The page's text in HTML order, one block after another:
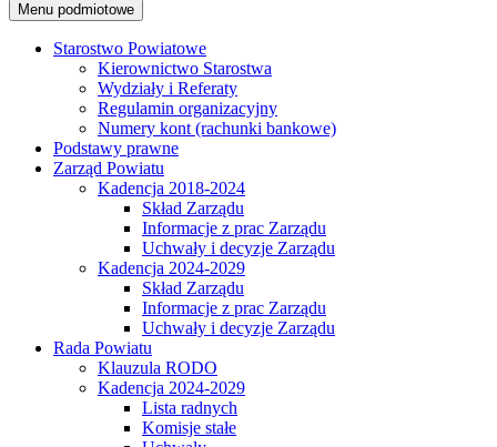
Menu podmiotowe
Starostwo Powiatowe
Kierownictwo Starostwa
Wydziały i Referaty
Regulamin organizacyjny
Numery kont (rachunki bankowe)
Podstawy prawne
Zarząd Powiatu
Kadencja 2018-2024
Skład Zarządu
Informacje z prac Zarządu
Uchwały i decyzje Zarządu
Kadencja 2024-2029
Skład Zarządu
Informacje z prac Zarządu
Uchwały i decyzje Zarządu
Rada Powiatu
Klauzula RODO
Kadencja 2024-2029
Lista radnych
Komisje stałe